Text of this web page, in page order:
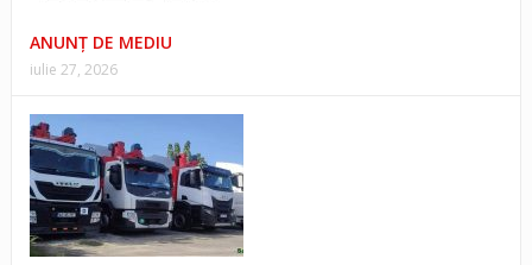
ANUNŢ DE MEDIU
iulie 27, 2026